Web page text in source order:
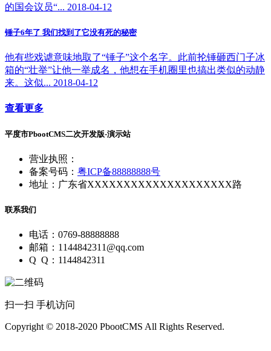
的国会议员“... 2018-04-12
锤子6年了 我们找到了它没有死的秘密
他有些戏谑意味地取了“锤子”这个名字。此前抡锤砸西门子冰
箱的“壮举”让他一举成名，他想在手机圈里也搞出类似的动静
来。这似... 2018-04-12
查看更多
平度市PbootCMS二次开发版-演示站
营业执照：
备案号码： 粤ICP备88888888号
地址：广东省XXXXXXXXXXXXXXXXXXXX路
联系我们
电话：0769-88888888
邮箱：1144842311@qq.com
Q Q：1144842311
扫一扫 手机访问
Copyright © 2018-2020 PbootCMS All Rights Reserved.